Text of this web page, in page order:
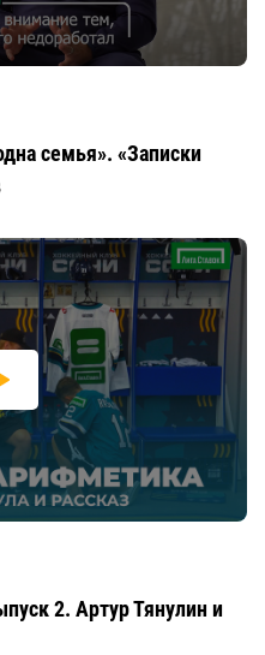
семья». «Записки
2. Артур Тянулин и